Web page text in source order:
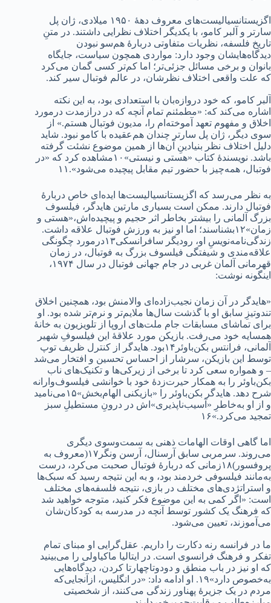
اگزیستانسیالیست‌های معروف دهۀ ۱۹۵۰ میلادی، ژان پل
سارتر و آلبر کامو، با یکدیگر اختلاف نظرایی داشتند. در متنِ
تاریخ فلسفه، نظریات متفاوتی دربارۀ هم‌سو نبودن
دیدگاه‌هایشان وجود دارد: مواردی همچون سیاست، جایگاه
بانوان و برخی مسائل جزئی‌تر؛ اما کم‌تر کسی گمان می‌کرد
که علت واقعی اختلاف نظرشان، در عالم فوتبال سیر کند.
آلبر کامو، که خود دروازه‌بان با استعدادی بود، به این نکته
اشاره می‌کند که: «مطمئنم تمام آنچه که در درازمدت درمورد
اخلاق و مفهوم تعهد آموخته‌ام را، مدیون فوتبال هستم.» از
سوی‌ دیگر، ژان پل سارتر چندان هم‌عقیده با کامو نبود. شاید
دلیل اختلاف نظر بنیادینِ آن‌ها از همین موضوع نشئت گرفته
باشد. نویسندۀ کتاب «هستی و نیستی»۱۰مشاهده کرد که «در
فوتبال، همه‌چیز با حضور تیم مقابل پیچیده می‌شود».۱۱
به نظر می‌رسد که اگزیستانسیالیست‌ها ایده‌ای خاص دربارۀ
فوتبال دارند. ممکن است بسیاری مارتین هایدگر، فیلسوف
بزرگ آلمانی را بیشتر بخاطر اثر حجیم‌ و پیچیده‌اش،«هستی و
زمان»۱۲بشناسند؛ اما او نیز به ورزش فوتبال علاقه داشت.
زندگی‌نامه‌نویسِ او، رودیگر سافرانسکی۱۳درمورد چگونگی
علاقه‌مندی و شیفتگی فیلسوف بزرگ به فوتبال، در زمان
قهرمانی آلمان غربی در جام جهانی فوتبال در سال ۱۹۷۴،
اینگونه نوشت:
«هایدگر در آن زمان نجیب‌زاده‌ای والامنش بود، همچنین اخلاق
تندوتیزِ سابق او با گذشت سال‌ها ملایم‌تر و نرم‌تر شده بود. او
برای تماشای مسابقات جام ملت‌های اروپا از تلویزیون به خانۀ
همسایه خود می‌رفت. بازیکن مورد علاقۀ این فیلسوفِ شهیر
آلمانی، فرانتس بکن‌باوئر۱۴بود. هایدگر از کنترل ظریف توپ
توسط این بازیکن، سرشار از احساس تحسین و افتخار می‌شد
– و همواره سعی کرد تا برخی از زیرکی‌ها و تکنیک‌های ناب
بکن‌باوئر را به همکار حیرت‌زدۀ خود با خوانشی فیلسوف‌وارانه
شرح دهد. هایدگر بکن‌باوئر را «بازیکنی الهام‌بخش»۱۵می‌نامید
و از او به‌خاطرِ «آسیب‌ناپذیری»‌اش در درونِ مستطیلِ سبز
تمجید می‌کرد.»۱۶
اما گاهی اوقات الهامات ذهنی به سمت‌و‌سوی دیگری
می‌روند. سرمربی سابق آرسنال، آرسن ونگر۱۷(معروف به
پروفسور)۱۸زمانی که دربارۀ فوتبال صحبت می‌کرد، درست
به‌مانند فیلسوفی خردمند بود، و به این نتیجه رسید که سبک‌ها
و استراتژدی‌های مختلف در بازی، نتیجه فلسفه‌های مختلف
است: «اگر کمی به این موضوع فکر کنید، متوجه‌ خواهید شد
که فرهنگ یک کشور توسط آنچه در مدرسه به کودکان‌شان
می‌آموزند، تعیین می‌شود.
ما در فرانسه رنه دکارت را داریم. عقل‌گرایی او مبنای تمام
تفکر و فرهنگ فرانسوی است. در ایتالیا ماکیاولی را می‌بینید
که او نیز در باب منطق و دودوتاچهارتا کردن، دیدگاه‌هایی
به‌خصوص دارد»۱۹. او ادامه داد: «در انگلیس، ازآنجایی‌که
مردم در یک جزیرۀ پهناور زندگی می‌کنند، از شخصیتی